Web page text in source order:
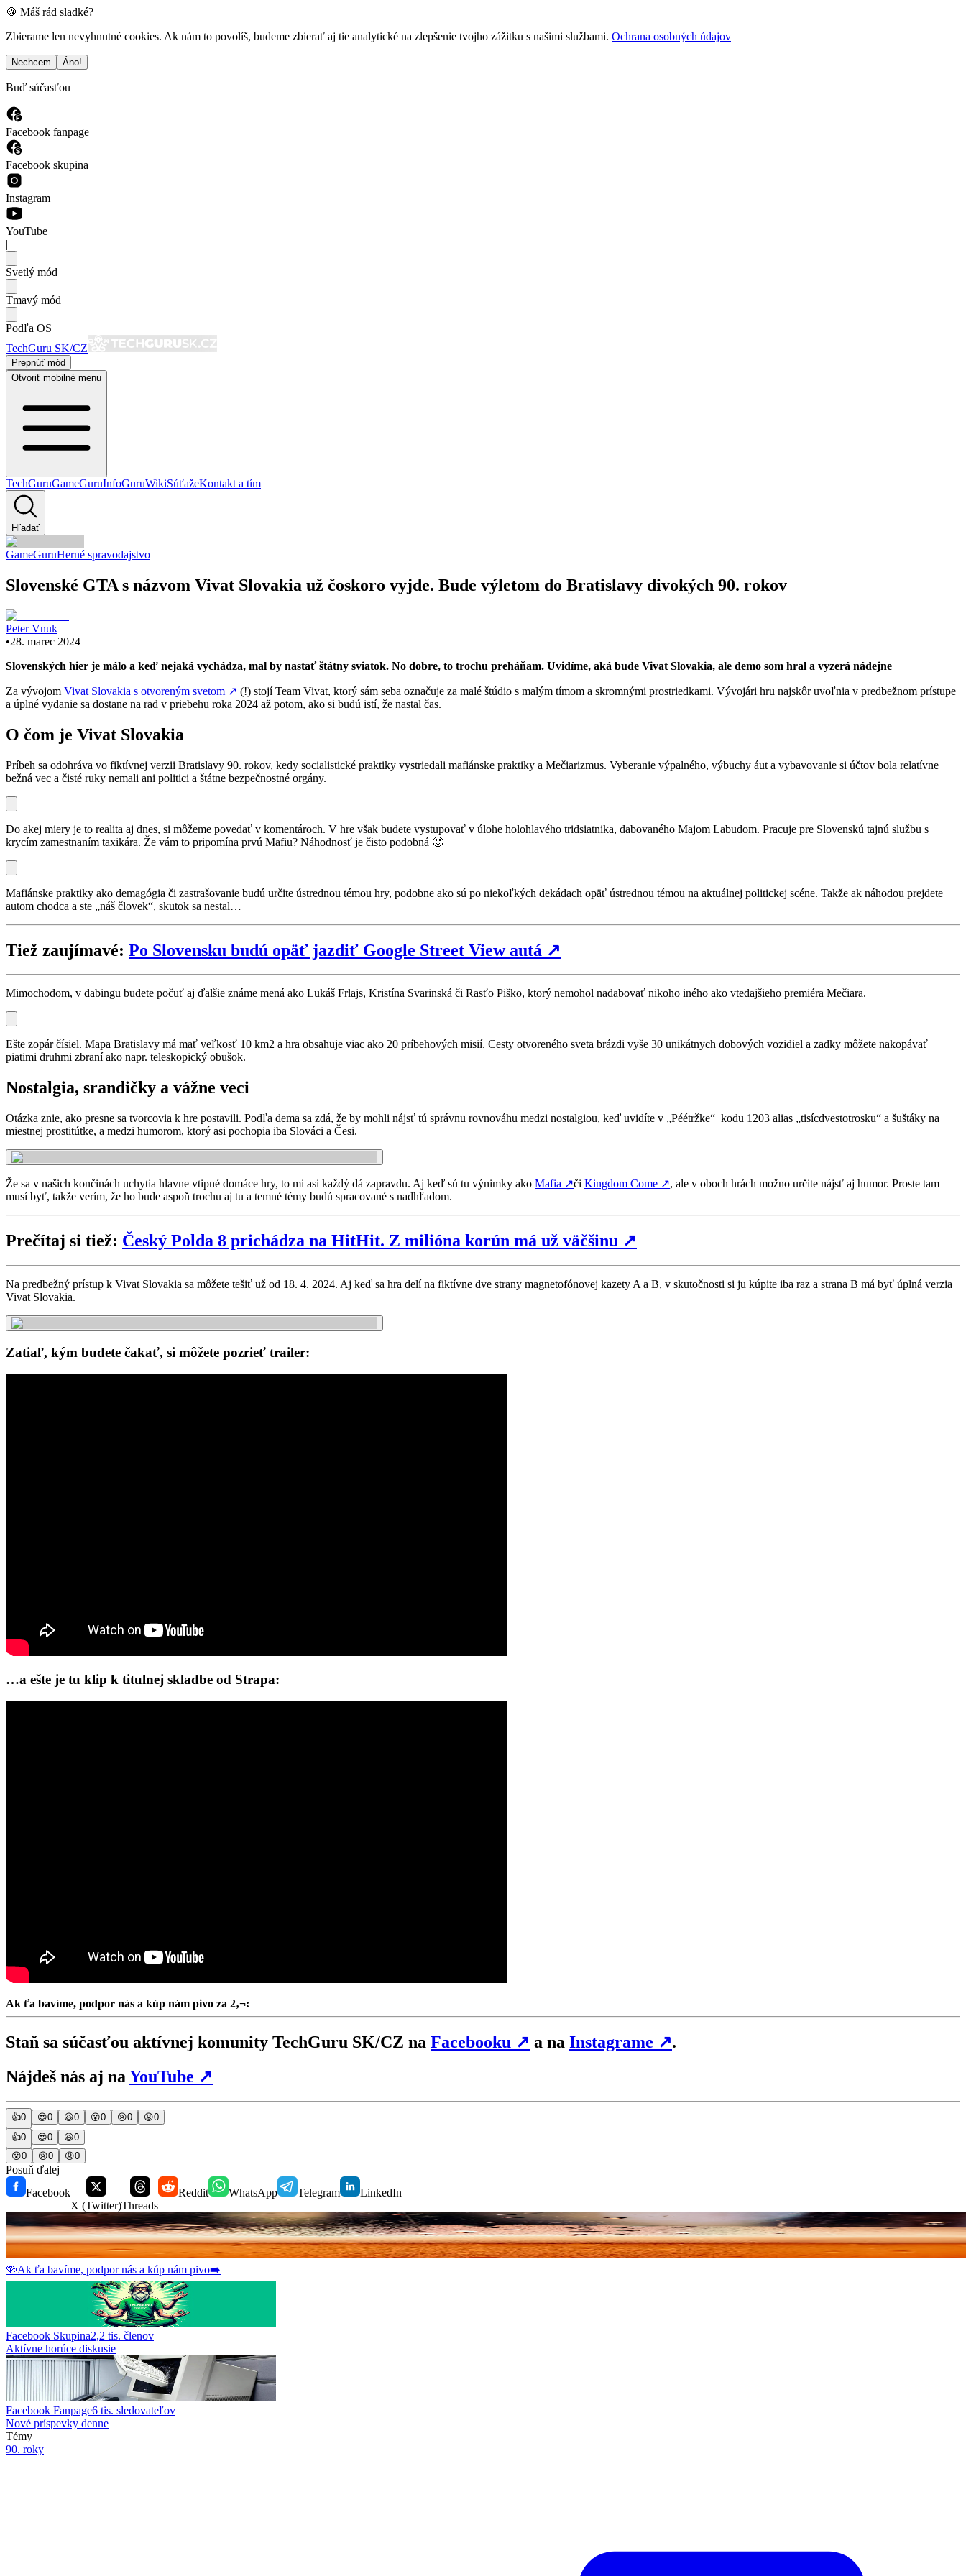
🍪 Máš rád sladké?
Zbierame len nevyhnutné cookies. Ak nám to povolíš, budeme zbierať aj tie analytické na zlepšenie tvojho zážitku s našimi službami. Ochrana osobných údajov
Nechcem Áno!
Buď súčasťou
Facebook fanpage
Facebook skupina
Instagram
YouTube
|
Svetlý mód
Tmavý mód
Podľa OS
TechGuru SK/CZ
Prepnúť mód
Otvoriť mobilné menu
TechGuruGameGuruInfoGuruWikiSúťažeKontakt a tím
Hľadať
GameGuruHerné spravodajstvo
Slovenské GTA s názvom Vivat Slovakia už čoskoro vyjde. Bude výletom do Bratislavy divokých 90. rokov
Peter Vnuk
•28. marec 2024
Slovenských hier je málo a keď nejaká vychádza, mal by nastať štátny sviatok. No dobre, to trochu preháňam. Uvidíme, aká bude Vivat Slovakia, ale demo som hral a vyzerá nádejne
Za vývojom Vivat Slovakia s otvoreným svetom ↗ (!) stojí Team Vivat, ktorý sám seba označuje za malé štúdio s malým tímom a skromnými prostriedkami. Vývojári hru najskôr uvoľnia v predbežnom prístupe
a úplné vydanie sa dostane na rad v priebehu roka 2024 až potom, ako si budú istí, že nastal čas.
O čom je Vivat Slovakia
Príbeh sa odohráva vo fiktívnej verzii Bratislavy 90. rokov, kedy socialistické praktiky vystriedali mafiánske praktiky a Mečiarizmus. Vyberanie výpalného, výbuchy áut a vybavovanie si účtov bola relatívne
bežná vec a čisté ruky nemali ani politici a štátne bezpečnostné orgány.
Do akej miery je to realita aj dnes, si môžeme povedať v komentároch. V hre však budete vystupovať v úlohe holohlavého tridsiatnika, dabovaného Majom Labudom. Pracuje pre Slovenskú tajnú službu s
krycím zamestnaním taxikára. Že vám to pripomína prvú Mafiu? Náhodnosť je čisto podobná 🙂
Mafiánske praktiky ako demagógia či zastrašovanie budú určite ústrednou témou hry, podobne ako sú po niekoľkých dekádach opäť ústrednou témou na aktuálnej politickej scéne. Takže ak náhodou prejdete
autom chodca a ste „náš človek“, skutok sa nestal…
Tiež zaujímavé: Po Slovensku budú opäť jazdiť Google Street View autá ↗
Mimochodom, v dabingu budete počuť aj ďalšie známe mená ako Lukáš Frlajs, Kristína Svarinská či Rasťo Piško, ktorý nemohol nadabovať nikoho iného ako vtedajšieho premiéra Mečiara.
Ešte zopár čísiel. Mapa Bratislavy má mať veľkosť 10 km2 a hra obsahuje viac ako 20 príbehových misií. Cesty otvoreného sveta brázdi vyše 30 unikátnych dobových vozidiel a zadky môžete nakopávať
piatimi druhmi zbraní ako napr. teleskopický obušok.
Nostalgia, srandičky a vážne veci
Otázka znie, ako presne sa tvorcovia k hre postavili. Podľa dema sa zdá, že by mohli nájsť tú správnu rovnováhu medzi nostalgiou, keď uvidíte v „Péétržke“ kodu 1203 alias „tisícdvestotrosku“ a šuštáky na
miestnej prostitútke, a medzi humorom, ktorý asi pochopia iba Slováci a Česi.
Že sa v našich končinách uchytia hlavne vtipné domáce hry, to mi asi každý dá zapravdu. Aj keď sú tu výnimky ako Mafia ↗či Kingdom Come ↗, ale v oboch hrách možno určite nájsť aj humor. Proste tam
musí byť, takže verím, že ho bude aspoň trochu aj tu a temné témy budú spracované s nadhľadom.
Prečítaj si tiež: Český Polda 8 prichádza na HitHit. Z milióna korún má už väčšinu ↗
Na predbežný prístup k Vivat Slovakia sa môžete tešiť už od 18. 4. 2024. Aj keď sa hra delí na fiktívne dve strany magnetofónovej kazety A a B, v skutočnosti si ju kúpite iba raz a strana B má byť úplná verzia
Vivat Slovakia.
Zatiaľ, kým budete čakať, si môžete pozrieť trailer:
…a ešte je tu klip k titulnej skladbe od Strapa:
Ak ťa bavíme, podpor nás a kúp nám pivo za 2‚¬:
Staň sa súčasťou aktívnej komunity TechGuru SK/CZ na Facebooku ↗ a na Instagrame ↗.
Nájdeš nás aj na YouTube ↗
👍0 😍0 😆0 😮0 😢0 😡0
👍0 😍0 😆0
😮0 😢0 😡0
Posuň ďalej
Facebook
X (Twitter)Threads
Reddit WhatsApp Telegram LinkedIn
🍻Ak ťa bavíme, podpor nás a kúp nám pivo➡️
Facebook Skupina2,2 tis. členov
Aktívne horúce diskusie
Facebook Fanpage6 tis. sledovateľov
Nové príspevky denne
Témy
90. roky